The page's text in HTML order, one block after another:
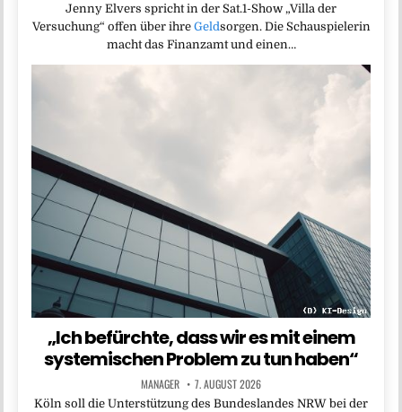
Jenny Elvers spricht in der Sat.1-Show „Villa der
Versuchung“ offen über ihre Geldsorgen. Die Schauspielerin
macht das Finanzamt und einen…
„Ich befürchte, dass wir es mit einem
systemischen Problem zu tun haben“
MANAGER 7. AUGUST 2026
Köln soll die Unterstützung des Bundeslandes NRW bei der